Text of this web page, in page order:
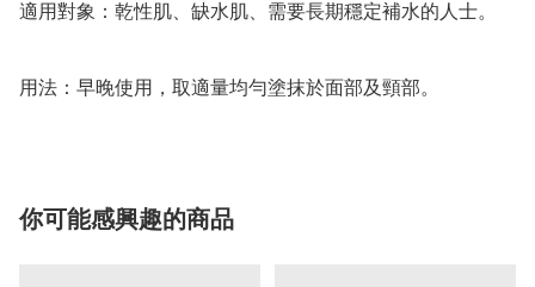
適用對象：乾性肌、缺水肌、需要長期穩定補水的人士。
你可能感興趣的商品